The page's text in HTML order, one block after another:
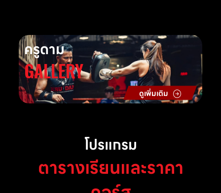
ครูดาม
GALLERY
ดูเพิ่มเติม
โปรแกรม
ตารางเรียนและราคา